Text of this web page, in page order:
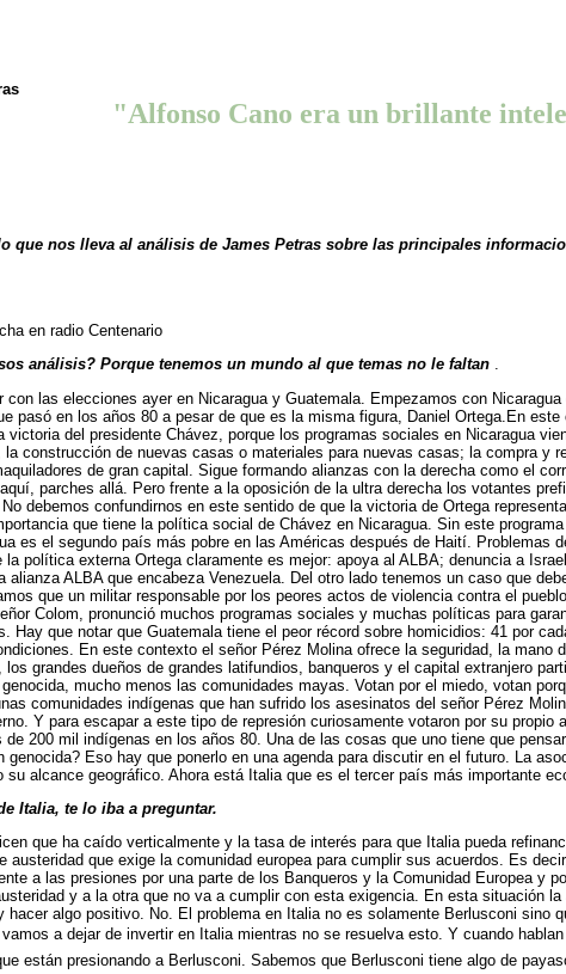
"Alfonso Cano era un brillante
que nos lleva al análisis de James Petras sobre las principales
en radio Centenario
análisis? Porque tenemos un mundo al que temas no le faltan .
las elecciones ayer en Nicaragua y Guatemala. Empezamos con
pasó en los años 80 a pesar de que es la misma figura, Daniel Ortega.En
del presidente Chávez, porque los programas sociales en Nicaragua
construcción de nuevas casas o materiales para nuevas casas; la compra
de gran capital. Sigue formando alianzas con la derecha como el
parches allá. Pero frente a la oposición de la ultra derecha los votantes
debemos confundirnos en este sentido de que la victoria de Ortega
que tiene la política social de Chávez en Nicaragua. Sin este
es el segundo país más pobre en las Américas después de Haití.
política externa Ortega claramente es mejor: apoya al ALBA; denuncia a
ALBA que encabeza Venezuela. Del otro lado tenemos un caso que
que un militar responsable por los peores actos de violencia contra el
Colom, pronunció muchos programas sociales y muchas políticas para
Hay que notar que Guatemala tiene el peor récord sobre homicidios: 41 por
En este contexto el señor Pérez Molina ofrece la seguridad, la
grandes dueños de grandes latifundios, banqueros y el capital extranjero
mucho menos las comunidades mayas. Votan por el miedo, votan
comunidades indígenas que han sufrido los asesinatos del señor Pérez
Y para escapar a este tipo de represión curiosamente votaron por su
200 mil indígenas en los años 80. Una de las cosas que uno tiene que
Eso hay que ponerlo en una agenda para discutir en el futuro. La
alcance geográfico. Ahora está Italia que es el tercer país más importante
Italia, te lo iba a preguntar.
que ha caído verticalmente y la tasa de interés para que Italia pueda
austeridad que exige la comunidad europea para cumplir sus acuerdos. Es
a las presiones por una parte de los Banqueros y la Comunidad Europea y
y a la otra que no va a cumplir con esta exigencia. En esta situación
algo positivo. No. El problema en Italia no es solamente Berlusconi
a dejar de invertir en Italia mientras no se resuelva esto. Y cuando
que están presionando a Berlusconi. Sabemos que Berlusconi tiene algo de